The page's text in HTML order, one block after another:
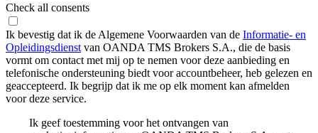
Check all consents
Ik bevestig dat ik de Algemene Voorwaarden van de Informatie- en
Opleidingsdienst van OANDA TMS Brokers S.A., die de basis
vormt om contact met mij op te nemen voor deze aanbieding en
telefonische ondersteuning biedt voor accountbeheer, heb gelezen en
geaccepteerd. Ik begrijp dat ik me op elk moment kan afmelden
voor deze service.
Ik geef toestemming voor het ontvangen van